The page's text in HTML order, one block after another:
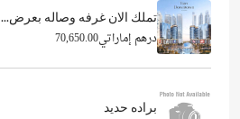
تملك الان غرفه وصاله بعرض...
درهم إماراتي70,650.00
براده حديد